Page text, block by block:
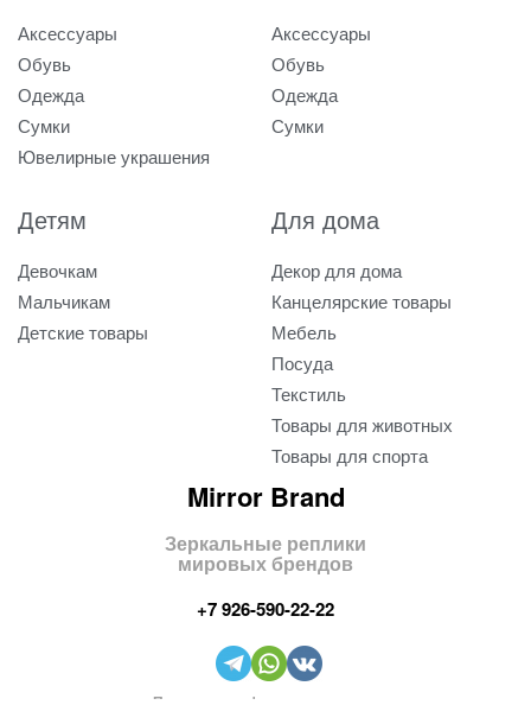
Аксессуары
Обувь
Одежда
Сумки
Ювелирные украшения
Аксессуары
Обувь
Одежда
Сумки
Детям
Девочкам
Мальчикам
Детские товары
Для дома
Декор для дома
Канцелярские товары
Мебель
Посуда
Текстиль
Товары для животных
Товары для спорта
Mirror Brand
Зеркальные реплики
мировых брендов
+7 926-590-22-22